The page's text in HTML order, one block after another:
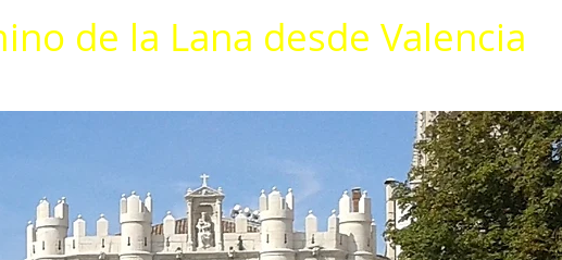
de la Lana desde Valencia